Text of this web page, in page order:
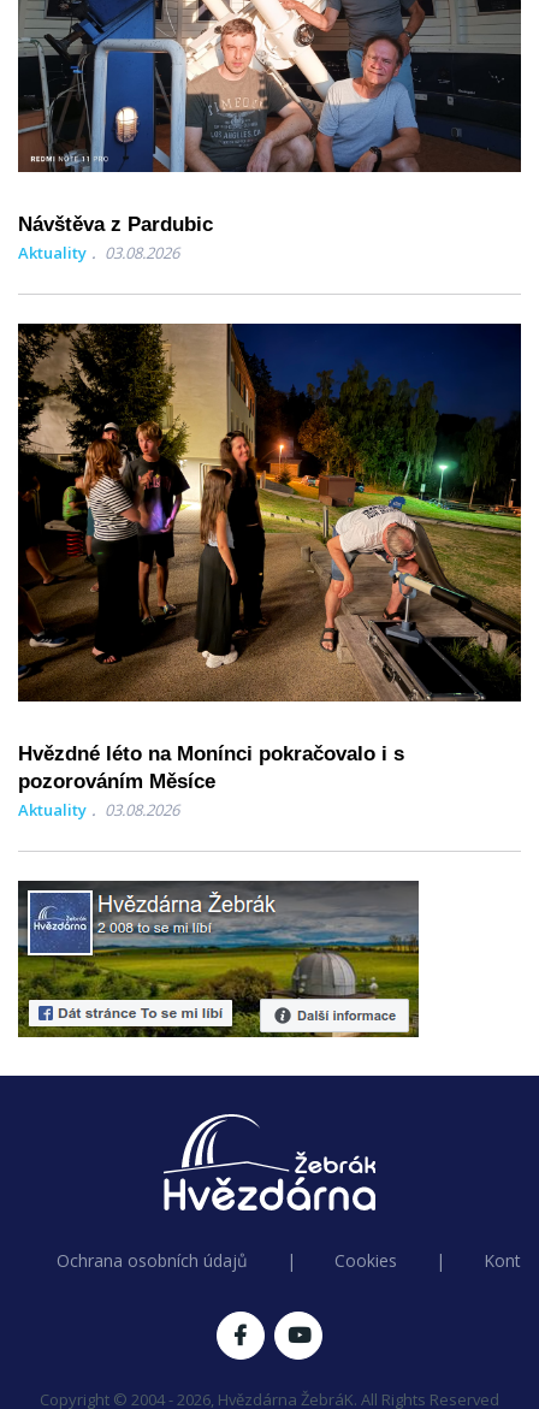
Návštěva z Pardubic
Aktuality 03.08.2026
Hvězdné léto na Monínci pokračovalo i s
pozorováním Měsíce
Aktuality 03.08.2026
Ochrana osobních údajů | Cookies |
Copyright © 2004 - 2026, Hvězdárna ŽebráK. All Rights Reserved